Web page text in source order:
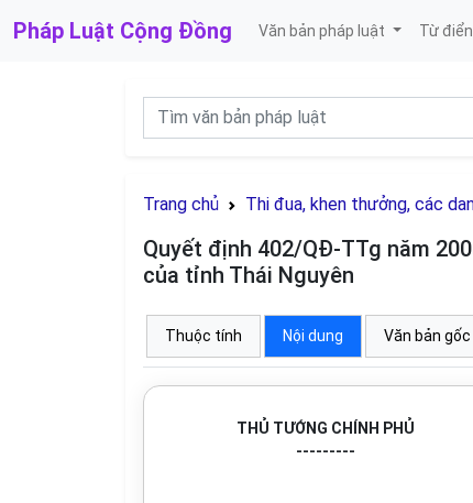
Pháp Luật Cộng Đồng Văn bản pháp luật Từ
Trang chủ Thi đua, khen thưởng, các
Quyết định 402/QĐ-TTg năm
của tỉnh Thái Nguyên
Thuộc tính Nội dung Văn bản gốc
THỦ TƯỚNG CHÍNH PHỦ
---------